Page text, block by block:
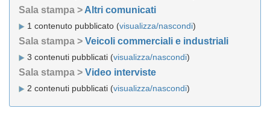
Sala stampa > Altri comunicati
1 contenuto pubblicato (visualizza/nascondi)
Sala stampa > Veicoli commerciali e industriali
3 contenuti pubblicati (visualizza/nascondi)
Sala stampa > Video interviste
2 contenuti pubblicati (visualizza/nascondi)